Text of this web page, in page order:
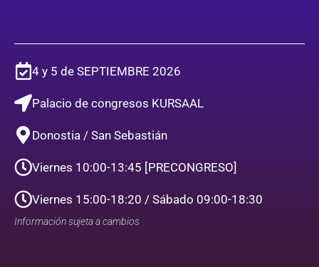
4 y 5 de SEPTIEMBRE 2026
Palacio de congresos KURSAAL
Donostia / San Sebastián​
Viernes 10:00-13:45 [PRECONGRESO]
Viernes 15:00-18:20 / Sábado 09:00-18:30
Información sujeta a cambios